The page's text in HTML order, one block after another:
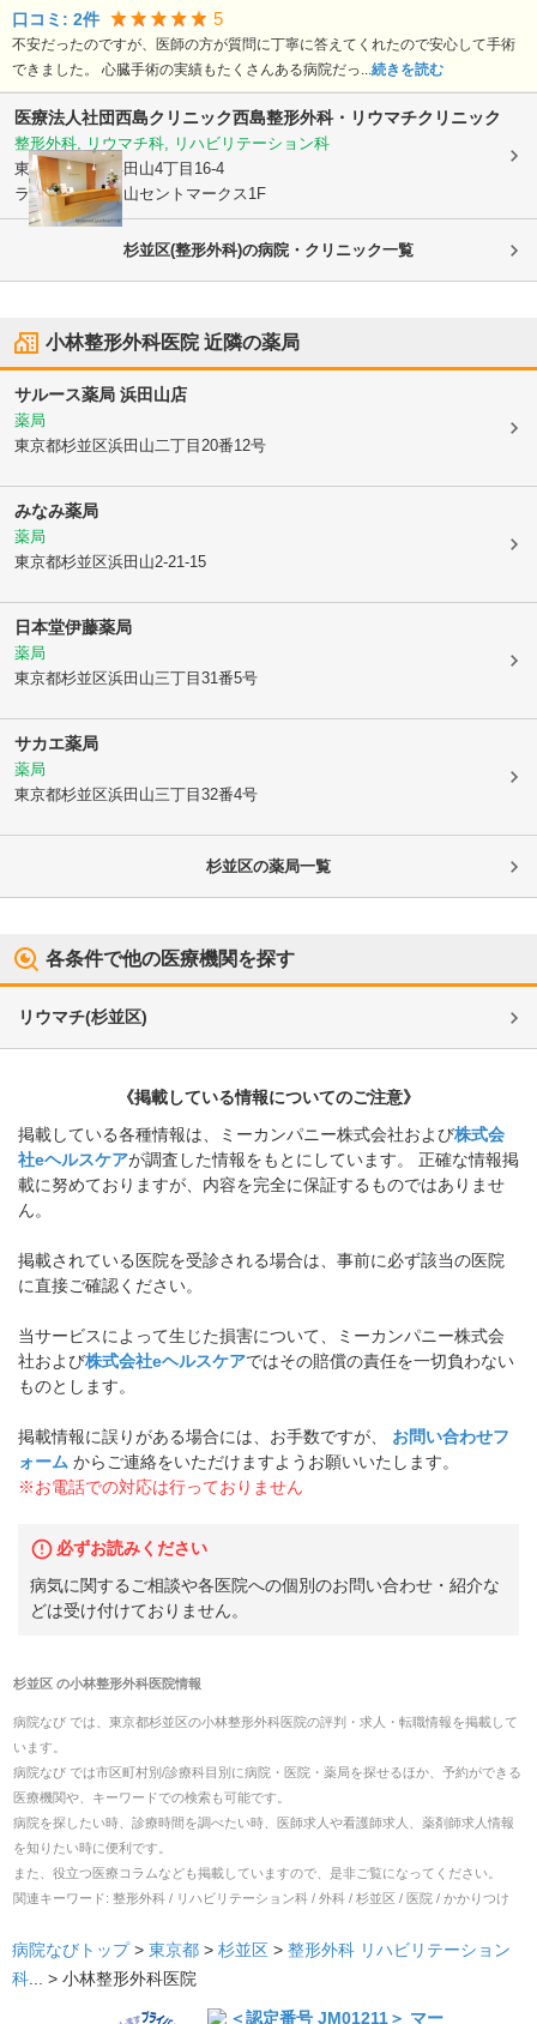
口コミ: 2件 5
不安だったのですが、医師の方が質問に丁寧に答えてくれたので安心して手術
できました。 心臓手術の実績もたくさんある病院だっ...続きを読む
医療法人社団西島クリニック西島整形外科・リウマチクリニック
整形外科, リウマチ科, リハビリテーション科
東京都杉並区浜田山4丁目16-4
ライオンズ浜田山セントマークス1F
杉並区(整形外科)の病院・クリニック一覧
小林整形外科医院近隣の薬局
サルース薬局 浜田山店
薬局
東京都杉並区浜田山二丁目20番12号
みなみ薬局
薬局
東京都杉並区浜田山2-21-15
日本堂伊藤薬局
薬局
東京都杉並区浜田山三丁目31番5号
サカエ薬局
薬局
東京都杉並区浜田山三丁目32番4号
杉並区の薬局一覧
各条件で他の医療機関を探す
リウマチ(杉並区)
《掲載している情報についてのご注意》
掲載している各種情報は、ミーカンパニー株式会社および株式会
社eヘルスケアが調査した情報をもとにしています。 正確な情報掲
載に努めておりますが、内容を完全に保証するものではありませ
ん。
掲載されている医院を受診される場合は、事前に必ず該当の医院
に直接ご確認ください。
当サービスによって生じた損害について、ミーカンパニー株式会
社および株式会社eヘルスケアではその賠償の責任を一切負わない
ものとします。
掲載情報に誤りがある場合には、お手数ですが、
お問い合わせフ
ォーム からご連絡をいただけますようお願いいたします。
※お電話での対応は行っておりません
必ずお読みください
病気に関するご相談や各医院への個別のお問い合わせ・紹介な
どは受け付けておりません。
杉並区 の小林整形外科医院情報
病院なび では、 東京都杉並区の小林整形外科医院の評判・求人・転職情報を掲載して
います。
病院なび では市区町村別/診療科目別に病院・医院・薬局を探せるほか、予約ができる
医療機関や、キーワードでの検索も可能です。
病院を探したい時、診療時間を調べたい時、医師求人や看護師求人、薬剤師求人情報
を知りたい時に便利です。
また、役立つ医療コラムなども掲載していますので、是非ご覧になってください。
関連キーワード: 整形外科 / リハビリテーション科 / 外科 / 杉並区 / 医院 / かかりつけ
病院なびトップ > 東京都 > 杉並区 > 整形外科 リハビリテーション
科 ... > 小林整形外科医院